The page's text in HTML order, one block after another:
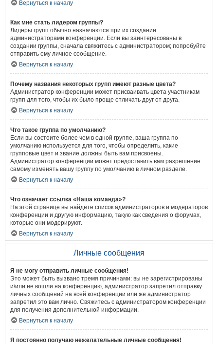
Вернуться к началу
Как мне стать лидером группы?
Лидеры групп обычно назначаются при их создании
администраторами конференции. Если вы заинтересованы в
создании группы, сначала свяжитесь с администратором; попробуйте
отправить ему личное сообщение.
Вернуться к началу
Почему названия некоторых групп имеют разные цвета?
Администратор конференции может присваивать цвета участникам
групп для того, чтобы их было проще отличать друг от друга.
Вернуться к началу
Что такое группа по умолчанию?
Если вы состоите более чем в одной группе, ваша группа по
умолчанию используется для того, чтобы определить, какие
групповые цвет и звание должны быть вам присвоены.
Администратор конференции может предоставить вам разрешение
самому изменять вашу группу по умолчанию в личном разделе.
Вернуться к началу
Что означает ссылка «Наша команда»?
На этой странице вы найдёте список администраторов и модераторов
конференции и другую информацию, такую как сведения о форумах,
которые они модерируют.
Вернуться к началу
Личные сообщения
Я не могу отправить личные сообщения!
Это может быть вызвано тремя причинами: вы не зарегистрированы
и/или не вошли на конференцию, администратор запретил отправку
личных сообщений на всей конференции или же администратор
запретил это вам лично. Свяжитесь с администратором конференции
для получения дополнительной информации.
Вернуться к началу
Я постоянно получаю нежелательные личные сообщения!